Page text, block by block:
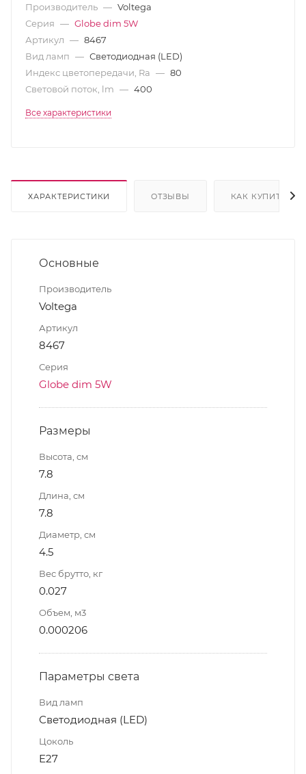
Производитель — Voltega
Серия — Globe dim 5W
Артикул — 8467
Вид ламп — Светодиодная (LED)
Индекс цветопередачи, Ra — 80
Световой поток, lm — 400
Все характеристики
ХАРАКТЕРИСТИКИ ОТЗЫВЫ КАК КУПИТЬ
Основные
Производитель
Voltega
Артикул
8467
Серия
Globe dim 5W
Размеры
Высота, см
7.8
Длина, см
7.8
Диаметр, см
4.5
Вес брутто, кг
0.027
Объем, м3
0.000206
Параметры света
Вид ламп
Светодиодная (LED)
Цоколь
E27